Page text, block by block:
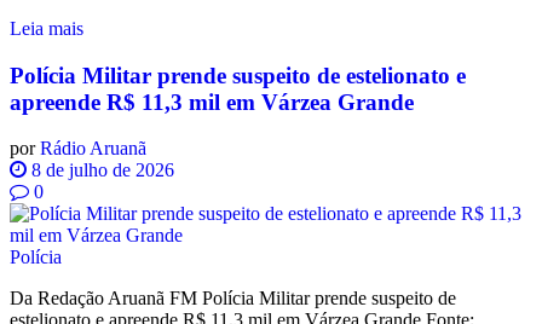
Leia mais
Polícia Militar prende suspeito de estelionato e
apreende R$ 11,3 mil em Várzea Grande
por Rádio Aruanã
8 de julho de 2026
0
Polícia
Da Redação Aruanã FM Polícia Militar prende suspeito de